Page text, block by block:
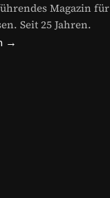
Magazin für
Seit 25 Jahren.
→